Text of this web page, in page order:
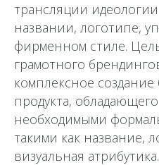
трансляции
названии, логотипе,
фирменном стиле.
грамотного
комплексное
продукта,
необходимыми
такими как название,
визуальная